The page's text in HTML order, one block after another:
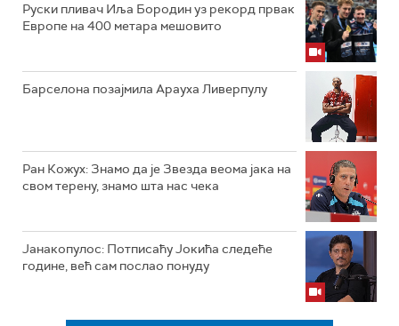
Руски пливач Иља Бородин уз рекорд првак
Европе на 400 метара мешовито
Барселона позајмила Арауха Ливерпулу
Ран Кожух: Знамо да је Звезда веома јака на
свом терену, знамо шта нас чека
Јанакопулос: Потписаћу Јокића следеће
године, већ сам послао понуду